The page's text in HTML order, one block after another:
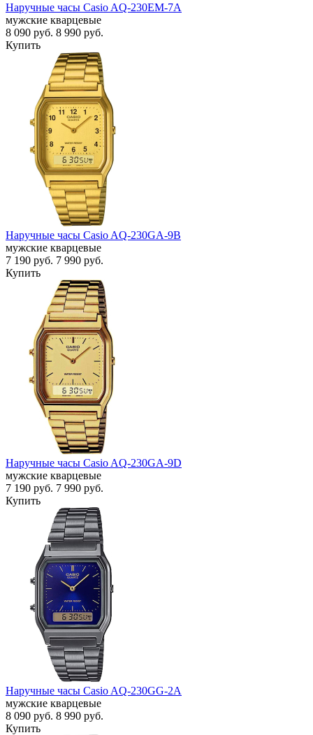
Наручные часы Casio AQ-230EM-7A
мужские кварцевые
8 090 руб. 8 990 руб.
Купить
Наручные часы Casio AQ-230GA-9B
мужские кварцевые
7 190 руб. 7 990 руб.
Купить
Наручные часы Casio AQ-230GA-9D
мужские кварцевые
7 190 руб. 7 990 руб.
Купить
Наручные часы Casio AQ-230GG-2A
мужские кварцевые
8 090 руб. 8 990 руб.
Купить